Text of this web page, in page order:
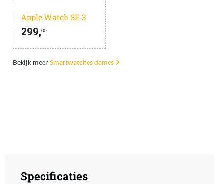
Apple Watch SE 3
299,00
Bekijk meerSmartwatches dames
Specificaties